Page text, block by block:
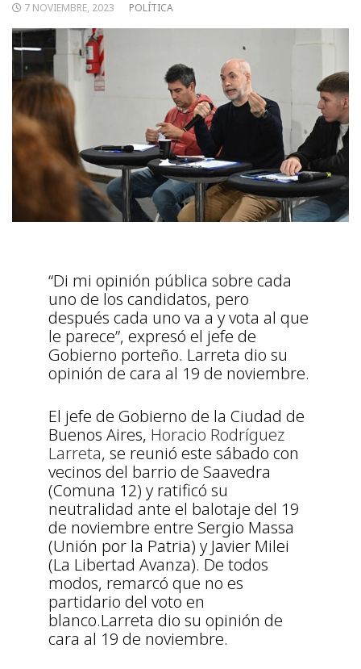
7 NOVIEMBRE, 2023 POLÍTICA
“Di mi opinión pública sobre cada
uno de los candidatos, pero
después cada uno va a y vota al que
le parece”, expresó el jefe de
Gobierno porteño. Larreta dio su
opinión de cara al 19 de noviembre.
El jefe de Gobierno de la Ciudad de
Buenos Aires, Horacio Rodríguez
Larreta, se reunió este sábado con
vecinos del barrio de Saavedra
(Comuna 12) y ratificó su
neutralidad ante el balotaje del 19
de noviembre entre Sergio Massa
(Unión por la Patria) y Javier Milei
(La Libertad Avanza). De todos
modos, remarcó que no es
partidario del voto en
blanco.Larreta dio su opinión de
cara al 19 de noviembre.